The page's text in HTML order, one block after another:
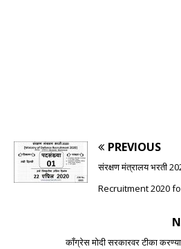
PREVIOUS
संरक्षण मंत्रालय भरती
Recruitment 2020
काँग्रेस मोदी सरकारवर टीका